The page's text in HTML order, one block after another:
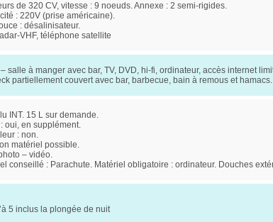
de 320 CV, vitesse : 9 noeuds. Annexe : 2 semi-rigides.
: 220V (prise américaine).
: désalinisateur.
VHF, téléphone satellite
salle à manger avec bar, TV, DVD, hi-fi, ordinateur, accès internet
partiellement couvert avec bar, barbecue, bain à remous et hamacs.
INT. 15 L sur demande.
oui, en supplément.
: non.
matériel possible.
– vidéo.
conseillé : Parachute. Matériel obligatoire : ordinateur. Douches
5 inclus la plongée de nuit